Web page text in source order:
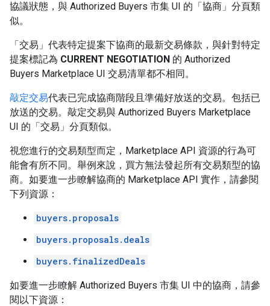
協議狀態，與 Authorized Buyers 市集 UI 的「協商」 分頁類
似。
「交易」 代表特定提案下協商的最新交易條款，與針對特定
提案標記為 CURRENT NEGOTIATION 的 Authorized
Buyers Marketplace UI 交易清單都不相同。
敲定交易代表已完成協商階段且準備好放送的交易。包括已
放送的交易。敲定交易與 Authorized Buyers Marketplace
UI 的「交易」 分頁類似。
視您進行的交易類型而定，Marketplace API 資源的行為可
能會有所不同。舉例來說，買方無法發起所有交易類型的協
商。如要進一步瞭解協商的 Marketplace API 實作，請參閱
下列資源：
buyers.proposals
buyers.proposals.deals
buyers.finalizedDeals
如要進一步瞭解 Authorized Buyers 市集 UI 中的協商，請參
閱以下資源：